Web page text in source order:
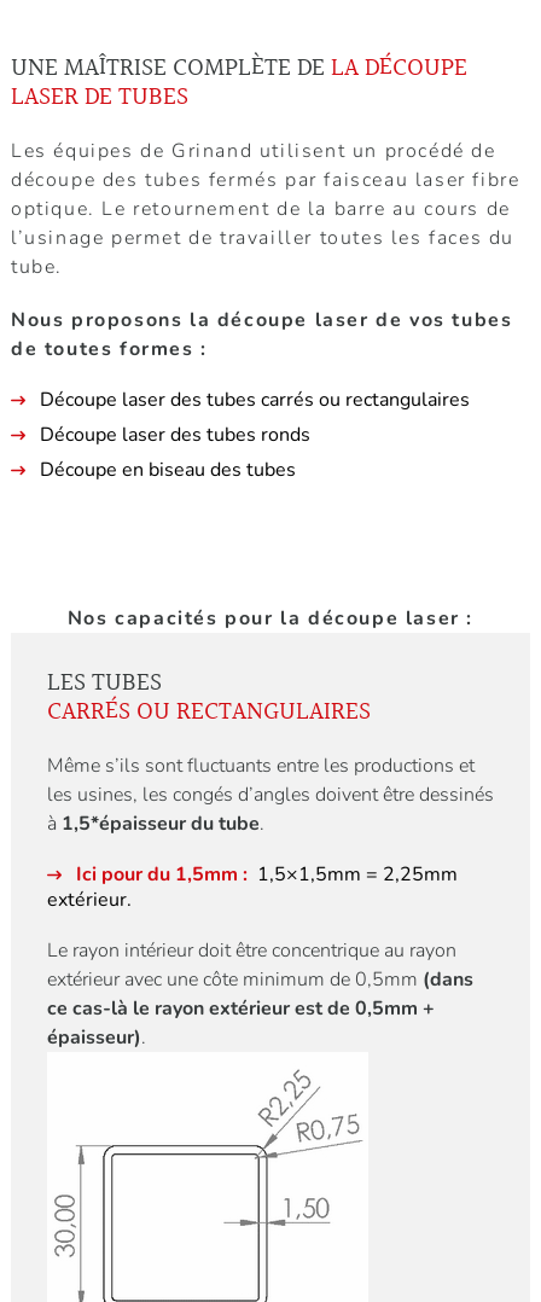
UNE MAÎTRISE COMPLÈTE DELA DÉCOUPE
LASER DE TUBES
Les équipes de Grinand utilisent un procédé de
découpe des tubes fermés par faisceau laser fibre
optique. Le retournement de la barre au cours de
l’usinage permet de travailler toutes les faces du
tube.
Nous proposons la découpe laser de vos tubes
de toutes formes :
Découpe laser des tubes carrés ou rectangulaires
Découpe laser des tubes ronds
Découpe en biseau des tubes
Nos capacités pour la découpe laser :
LES TUBES
CARRÉS OU RECTANGULAIRES
Même s’ils sont fluctuants entre les productions et
les usines, les congés d’angles doivent être dessinés
à 1,5*épaisseur du tube.
Ici pour du 1,5mm :1,5×1,5mm = 2,25mm
extérieur.
Le rayon intérieur doit être concentrique au rayon
extérieur avec une côte minimum de 0,5mm (dans
ce cas-là le rayon extérieur est de 0,5mm +
épaisseur).